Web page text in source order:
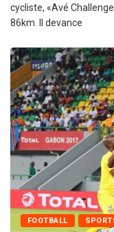
cycliste, «Avé
86km. Il devance
FOOTBALL